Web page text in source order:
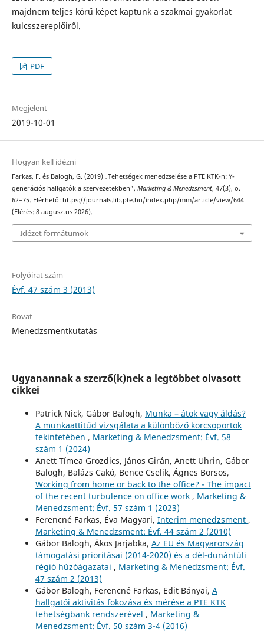
majdnem teljes körű képet kaptunk a szakmai gyakorlat
kulcsszereplőiről.
PDF
Megjelent
2019-10-01
Hogyan kell idézni
Farkas, F. és Balogh, G. (2019) „Tehetségek menedzselése a PTE KTK-n: Y-
generációs hallgatók a szervezetekben”, Marketing & Menedzsment, 47(3), o.
62–75. Elérhető: https://journals.lib.pte.hu/index.php/mm/article/view/644
(Elérés: 8 augusztus 2026).
Idézet formátumok
Folyóirat szám
Évf. 47 szám 3 (2013)
Rovat
Menedzsmentkutatás
Ugyanannak a szerző(k)nek a legtöbbet olvasott
cikkei
Patrick Nick, Gábor Balogh, Munka – átok vagy áldás?
A munkaattitűd vizsgálata a különböző korcsoportok
tekintetében , Marketing & Menedzsment: Évf. 58
szám 1 (2024)
Anett Tímea Grozdics, János Girán, Anett Uhrin, Gábor
Balogh, Balázs Cakó, Bence Cselik, Ágnes Borsos,
Working from home or back to the office? - The impact
of the recent turbulence on office work , Marketing &
Menedzsment: Évf. 57 szám 1 (2023)
Ferencné Farkas, Éva Magyari, Interim menedzsment ,
Marketing & Menedzsment: Évf. 44 szám 2 (2010)
Gábor Balogh, Ákos Jarjabka, Az EU és Magyarország
támogatási prioritásai (2014-2020) és a dél-dunántúli
régió húzóágazatai , Marketing & Menedzsment: Évf.
47 szám 2 (2013)
Gábor Balogh, Ferencné Farkas, Edit Bányai, A
hallgatói aktivitás fokozása és mérése a PTE KTK
tehetségbank rendszerével , Marketing &
Menedzsment: Évf. 50 szám 3-4 (2016)